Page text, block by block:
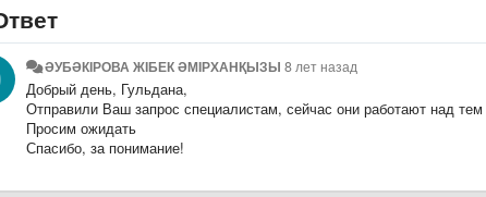
ӘУБӘКІРОВА ЖІБЕК ӘМІРХАНҚЫЗЫ 8 лет назад
Добрый день, Гульдана,
Отправили Ваш запрос специалистам, сейчас они работают над
Просим ожидать
Спасибо, за понимание!